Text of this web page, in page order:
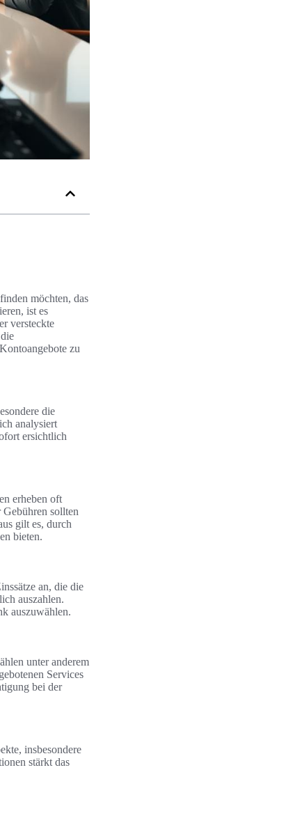
möchten, das
ist es
versteckte
zu
die
analysiert
ersichtlich
erheben oft
sollten
gilt es, durch
bieten.
an, die die
auszahlen.
auszuwählen.
unter anderem
Services
bei der
insbesondere
stärkt das